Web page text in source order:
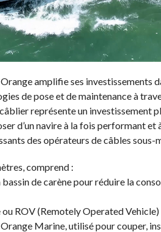
amplifie ses investissements
de pose et de maintenance à
représente un investissement
d’un navire à la fois performant
des opérateurs de câbles sous-
comprend :
de carène pour réduire la
ROV (Remotely Operated Vehicle)
Marine, utilisé pour couper,